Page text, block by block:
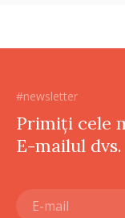
#newsletter
Primiți cele
E-mailul dvs.